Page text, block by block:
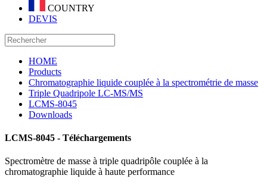
COUNTRY
DEVIS
HOME
Products
Chromatographie liquide couplée à la spectrométrie de masse
Triple Quadripole LC-MS/MS
LCMS-8045
Downloads
LCMS-8045 - Téléchargements
Spectromètre de masse à triple quadripôle couplée à la
chromatographie liquide à haute performance